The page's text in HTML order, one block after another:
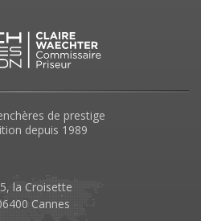
de prestige
depuis 1989
la Croisette
Cannes